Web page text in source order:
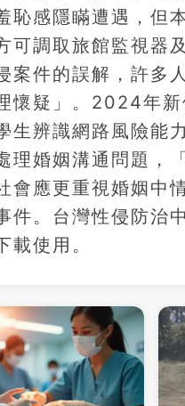
恥感隱瞞遭遇，但
調取旅館監視器
案件的誤解，許多
懷疑」。2024年
生辨識網路風險能
理婚姻溝通問題，
會應更重視婚姻中
件。台灣性侵防
使用。